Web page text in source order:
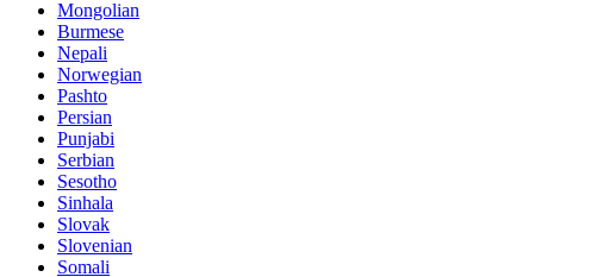
Mongolian
Burmese
Nepali
Norwegian
Pashto
Persian
Punjabi
Serbian
Sesotho
Sinhala
Slovak
Slovenian
Somali